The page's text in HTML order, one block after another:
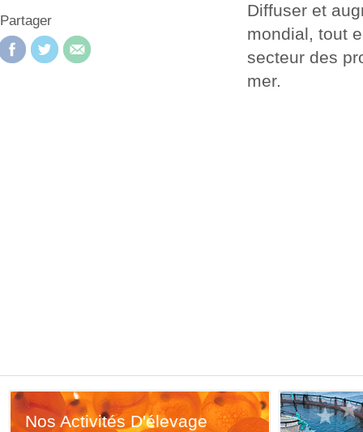
Partager
Diffuser et
mondial, tout
secteur des
mer.
Nos Activités D'élevage